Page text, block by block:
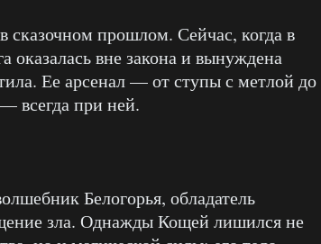
сказочном прошлом. Сейчас, когда в
оказалась вне закона и вынуждена
Ее арсенал — от ступы с метлой до
всегда при ней.
Белогорья, обладатель
зла. Однажды Кощей лишился не